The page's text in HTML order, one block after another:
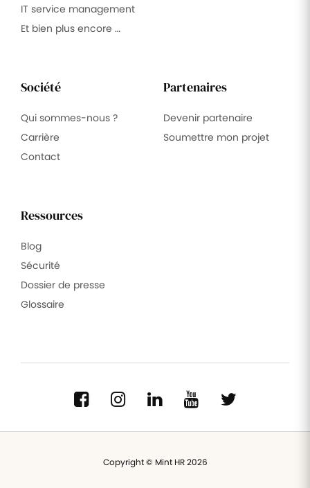
IT service management
Et bien plus encore …
Société
Qui sommes-nous ?
Carrière
Contact
Partenaires
Devenir partenaire
Soumettre mon projet
Ressources
Blog
Sécurité
Dossier de presse
Glossaire
Copyright © Mint HR 2026